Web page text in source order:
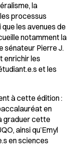
la
processus
les avenues de
notamment la
sénateur Pierre J.
enrichir les
et les
à cette édition :
en
graduer cette
ainsi qu’Emyl
en sciences